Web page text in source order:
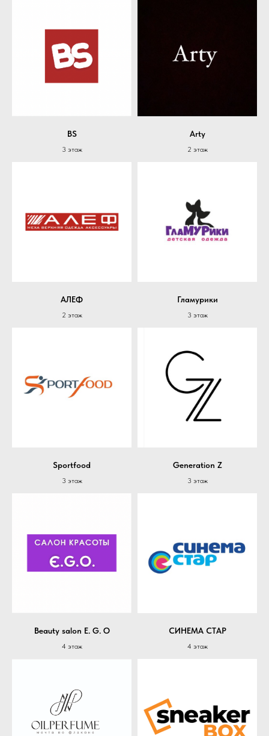
BS
3 этаж
Arty
2 этаж
АЛЕФ
2 этаж
Гламурики
3 этаж
Sportfood
3 этаж
Generation Z
3 этаж
Beauty salon E. G. O
4 этаж
СИНЕМА СТАР
4 этаж